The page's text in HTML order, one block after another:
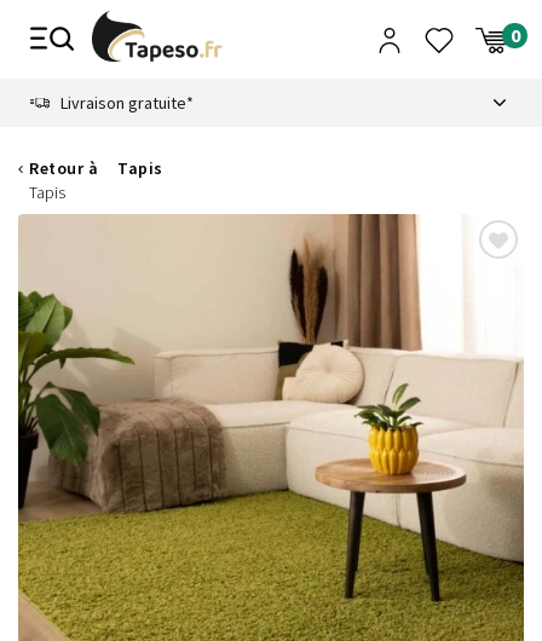
Livraison gratuite*
Retour à
Tapis
Tapis